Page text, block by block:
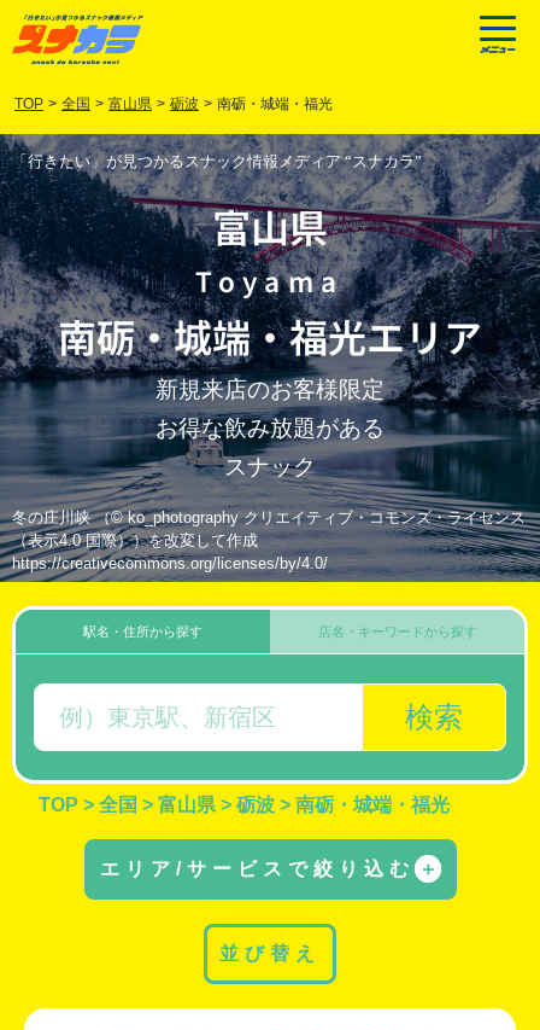
TOP > 全国 > 富山県 > 砺波 > 南砺・城端・福光
「行きたい」が見つかるスナック情報メディア “スナカラ”
富山県
Toyama
南砺・城端・福光エリア
新規来店のお客様限定
お得な飲み放題がある
スナック
冬の庄川峡 （© ko_photography クリエイティブ・コモンズ・ライセンス
（表示4.0 国際））を改変して作成
https://creativecommons.org/licenses/by/4.0/
駅名・住所から探す
検索
店名・キーワードから探す
TOP > 全国 > 富山県 > 砺波 > 南砺・城端・福光
エリア/サービスで絞り込む ＋
並び替え